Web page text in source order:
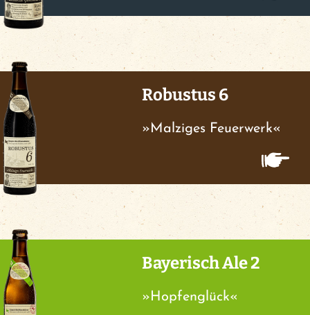
Robustus 6
»Malziges Feuerwerk«
Bayerisch Ale 2
»Hopfenglück«